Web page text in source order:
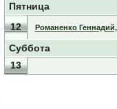
Пятница
12
Романенко
Суббота
13